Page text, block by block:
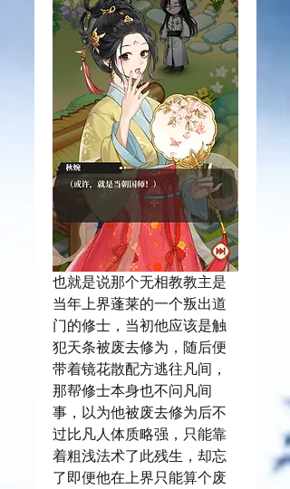
也就是说那个无相教教主是
当年上界蓬莱的一个叛出道
门的修士，当初他应该是触
犯天条被废去修为，随后便
带着镜花散配方逃往凡间，
那帮修士本身也不问凡间
事，以为他被废去修为后不
过比凡人体质略强，只能靠
着粗浅法术了此残生，却忘
了即便他在上界只能算个废